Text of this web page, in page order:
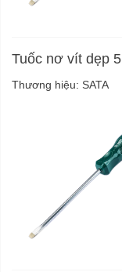
Tuốc nơ vít dẹp
Thương hiệu: SATA